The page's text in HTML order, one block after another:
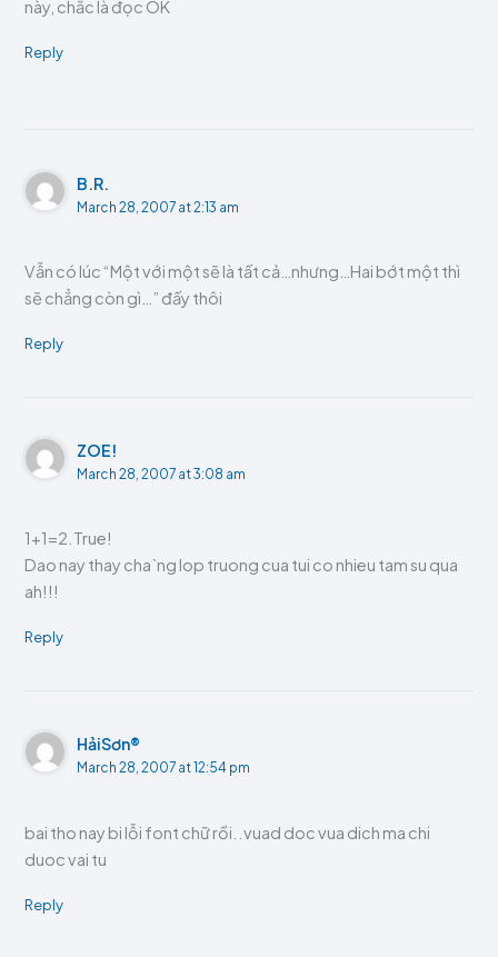
này, chắc là đọc OK
Reply
B.R.
March 28, 2007 at 2:13 am
Vẫn có lúc “Một với một sẽ là tất cả…nhưng…Hai bớt một thì
sẽ chẳng còn gì…” đấy thôi
Reply
ZOE!
March 28, 2007 at 3:08 am
1+1=2.True!
Dao nay thay cha`ng lop truong cua tui co nhieu tam su qua
ah!!!
Reply
HảiSơn®
March 28, 2007 at 12:54 pm
bai tho nay bi lỗi font chữ rồi..vuad doc vua dich ma chi
duoc vai tu
Reply